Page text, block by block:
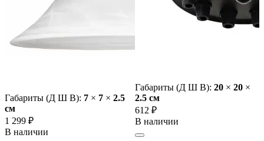
Габариты (Д Ш В): 7 × 7 × 2.5
cм
1 299 ₽
В наличии
Габариты (Д Ш В): 20 × 20 ×
2.5 cм
612 ₽
В наличии